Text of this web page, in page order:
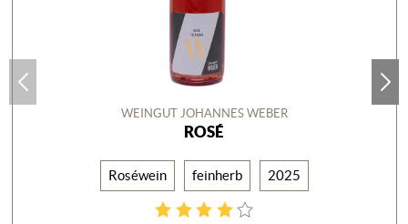
WEINGUT JOHANNES WEBER
ROSÉ
Roséwein feinherb 2025